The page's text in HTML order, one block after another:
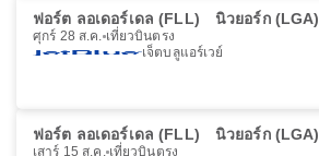
ฟอร์ต ลอเดอร์เดล (FLL) นิวยอร์ก (LGA)
ศุกร์ 28 ส.ค. เที่ยวบินตรง
เจ็ตบลูแอร์เวย์
ฟอร์ต ลอเดอร์เดล (FLL) นิวยอร์ก (LGA)
เสาร์ 15 ส.ค. เที่ยวบินตรง